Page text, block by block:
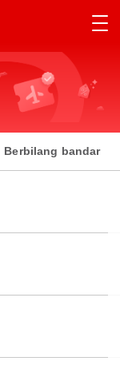
Berbilang bandar